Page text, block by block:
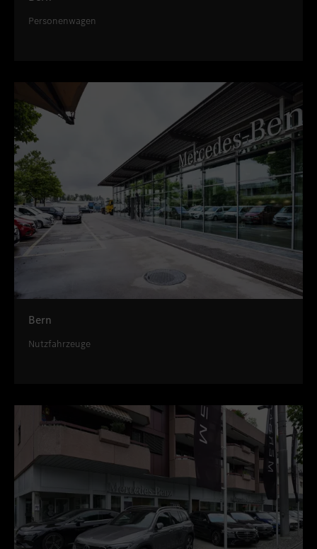
Personenwagen
Bern
Nutzfahrzeuge